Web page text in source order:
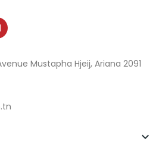
Mustapha Hjeij, Ariana 2091
